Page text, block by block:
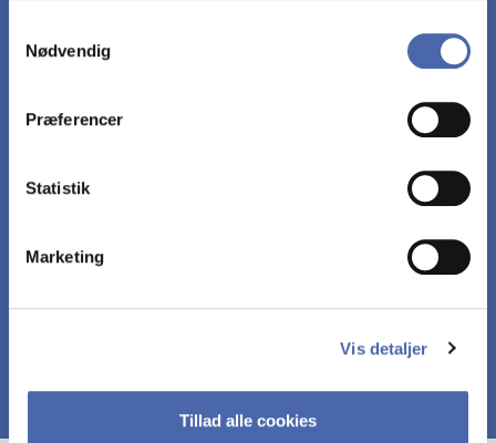
markedsføring. Du bestemmer selv - og kan altid trække
Nødvendig
Præferencer
Statistik
Marketing
Vis detaljer
Tillad alle cookies
usikkerheder og kompleksiteter
dilemmaer med at udvikle og integrere viden i
projekter
formulere sig fagligt i et klart og korrekt sprog